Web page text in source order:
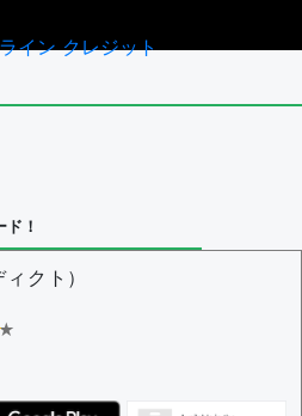
インクレジット
！
クト）